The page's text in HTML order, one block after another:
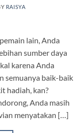
RAISYA
lain, Anda
sumber daya
karena Anda
semuanya baik-baik
hadiah, kan?
Anda masih
menyatakan […]